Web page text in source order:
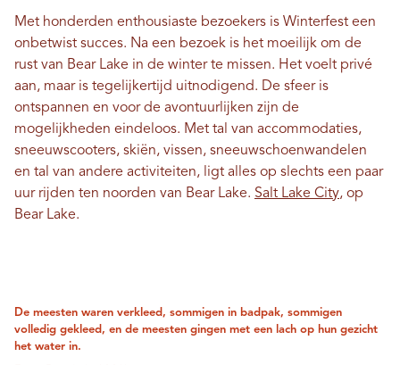
Met honderden enthousiaste bezoekers is Winterfest een
onbetwist succes. Na een bezoek is het moeilijk om de
rust van Bear Lake in de winter te missen. Het voelt privé
aan, maar is tegelijkertijd uitnodigend. De sfeer is
ontspannen en voor de avontuurlijken zijn de
mogelijkheden eindeloos. Met tal van accommodaties,
sneeuwscooters, skiën, vissen, sneeuwschoenwandelen
en tal van andere activiteiten, ligt alles op slechts een paar
uur rijden ten noorden van Bear Lake. Salt Lake City, op
Bear Lake.
De meesten waren verkleed, sommigen in badpak, sommigen
volledig gekleed, en de meesten gingen met een lach op hun gezicht
het water in.